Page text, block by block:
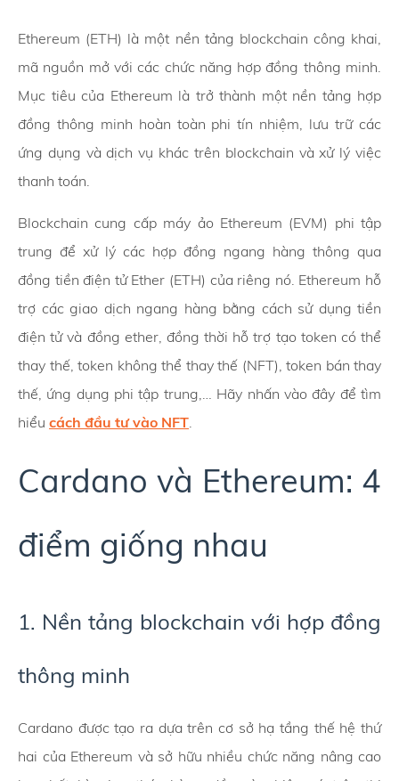
Ethereum (ETH) là một nền tảng blockchain công khai,
mã nguồn mở với các chức năng hợp đồng thông minh.
Mục tiêu của Ethereum là trở thành một nền tảng hợp
đồng thông minh hoàn toàn phi tín nhiệm, lưu trữ các
ứng dụng và dịch vụ khác trên blockchain và xử lý việc
thanh toán.
Blockchain cung cấp máy ảo Ethereum (EVM) phi tập
trung để xử lý các hợp đồng ngang hàng thông qua
đồng tiền điện tử Ether (ETH) của riêng nó. Ethereum hỗ
trợ các giao dịch ngang hàng bằng cách sử dụng tiền
điện tử và đồng ether, đồng thời hỗ trợ tạo token có thể
thay thế, token không thể thay thế (NFT), token bán thay
thế, ứng dụng phi tập trung,… Hãy nhấn vào đây để tìm
hiểu cách đầu tư vào NFT
Cardano và Ethereum: 4
điểm giống nhau
1. Nền tảng blockchain với hợp đồng
thông minh
Cardano được tạo ra dựa trên cơ sở hạ tầng thế hệ thứ
hai của Ethereum và sở hữu nhiều chức năng nâng cao